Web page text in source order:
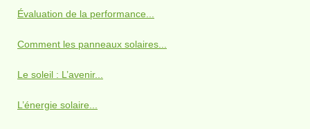
Évaluation de la performance...
Comment les panneaux solaires...
Le soleil : L’avenir...
L’énergie solaire...